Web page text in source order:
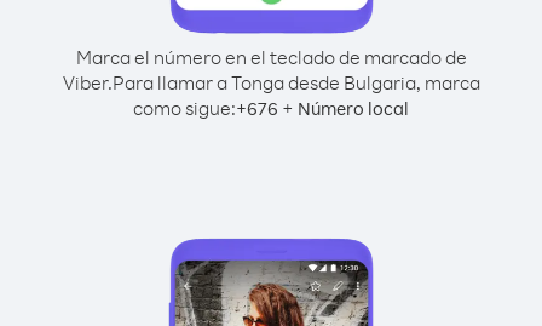
Marca el número en el teclado de marcado de
Viber.Para llamar a Tonga desde Bulgaria, marca
como sigue:+676 + Número local